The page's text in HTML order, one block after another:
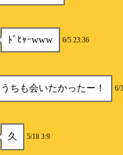
ﾄﾞﾋｬｰwww 6/5 23:36
うちも会いたかったー！ 6/
久 5/18 3:9